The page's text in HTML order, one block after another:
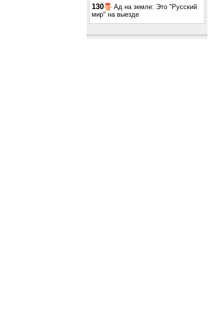
130
Ад на земле: Это "Русский
мир" на выезде